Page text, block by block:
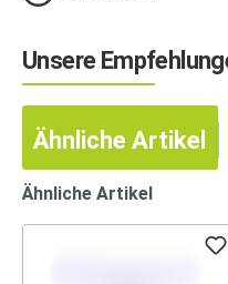
Unsere
Ähnliche Artikel
Ähnliche Artikel